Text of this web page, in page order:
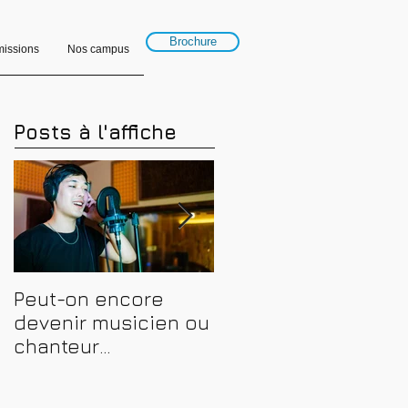
Nos campus
Brochure
Posts à l'affiche
Peut-on encore
devenir musicien ou
chanteur